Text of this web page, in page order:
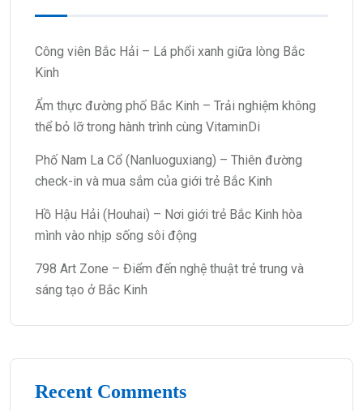
Công viên Bắc Hải – Lá phổi xanh giữa lòng Bắc
Kinh
Ẩm thực đường phố Bắc Kinh – Trải nghiệm không
thể bỏ lỡ trong hành trình cùng VitaminDi
Phố Nam La Cổ (Nanluoguxiang) – Thiên đường
check-in và mua sắm của giới trẻ Bắc Kinh
Hồ Hậu Hải (Houhai) – Nơi giới trẻ Bắc Kinh hòa
mình vào nhịp sống sôi động
798 Art Zone – Điểm đến nghệ thuật trẻ trung và
sáng tạo ở Bắc Kinh
Recent Comments